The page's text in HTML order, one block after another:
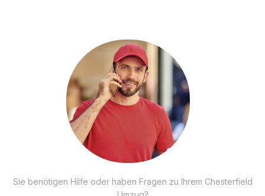
Sie benötigen Hilfe oder haben Fragen zu Ihrem Chesterfield